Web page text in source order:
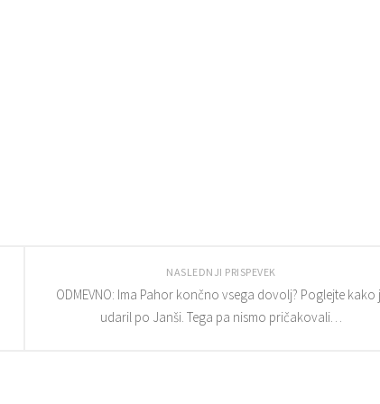
NASLEDNJI PRISPEVEK
ODMEVNO: Ima Pahor končno vsega dovolj? Poglejte kako
udaril po Janši. Tega pa nismo pričakovali…